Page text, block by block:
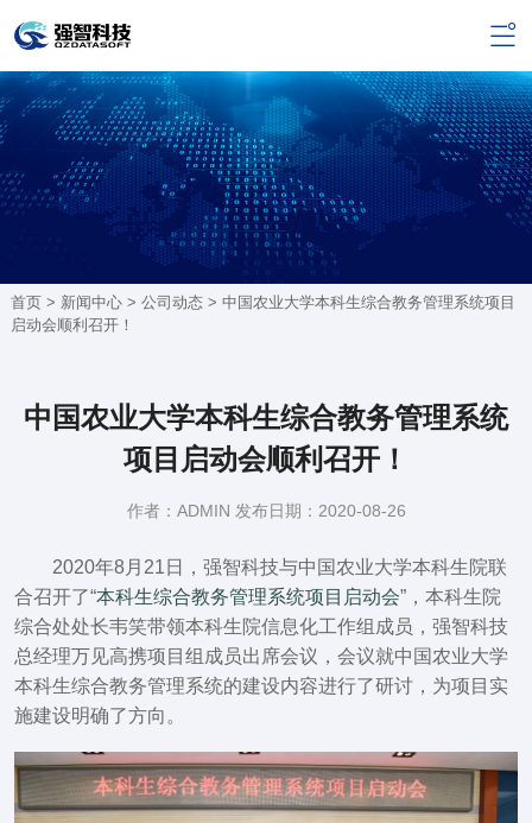
首页 > 新闻中心> 公司动态> 中国农业大学本科生综合教务管理系统项目
启动会顺利召开！
中国农业大学本科生综合教务管理系统
项目启动会顺利召开！
作者：ADMIN 发布日期：2020-08-26
2020年8月21日，强智科技与中国农业大学本科生院联
合召开了“本科生综合教务管理系统项目启动会”，本科生院
综合处处长韦笑带领本科生院信息化工作组成员，强智科技
总经理万见高携项目组成员出席会议，会议就中国农业大学
本科生综合教务管理系统的建设内容进行了研讨，为项目实
施建设明确了方向。